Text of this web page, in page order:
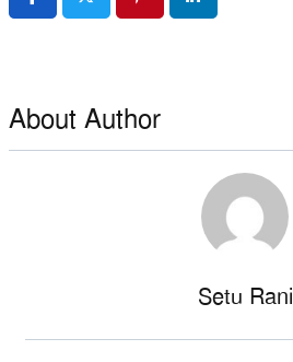
About Author
Setu Rani